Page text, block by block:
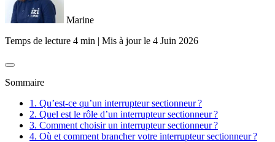
Marine
Temps de lecture 4 min | Mis à jour le 4 Juin 2026
Sommaire
1. Qu’est-ce qu’un interrupteur sectionneur ?
2. Quel est le rôle d’un interrupteur sectionneur ?
3. Comment choisir un interrupteur sectionneur ?
4. Où et comment brancher votre interrupteur sectionneur ?